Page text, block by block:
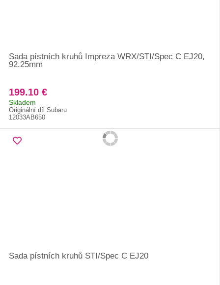
Sada pístních kruhů Impreza WRX/STI/Spec C EJ20,
92.25mm
199.10 €
Skladem
Originální díl Subaru
12033AB650
Sada pístních kruhů STI/Spec C EJ20